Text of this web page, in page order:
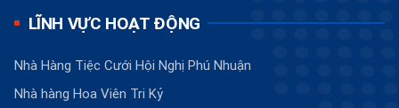
LĨNH VỰC HOẠT ĐỘNG
Nhà Hàng Tiệc Cưới Hội Nghị Phú Nhuận
Nhà hàng Hoa Viên Tri Kỷ